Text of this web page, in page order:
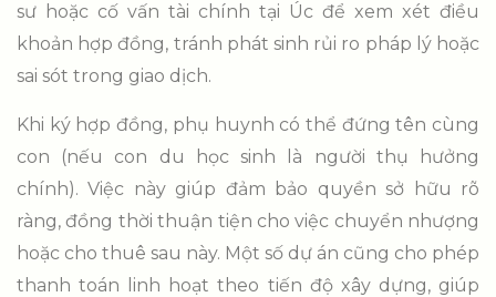
sư hoặc cố vấn tài chính tại Úc để xem xét điều
khoản hợp đồng, tránh phát sinh rủi ro pháp lý hoặc
sai sót trong giao dịch.
Khi ký hợp đồng, phụ huynh có thể đứng tên cùng
con (nếu con du học sinh là người thụ hưởng
chính). Việc này giúp đảm bảo quyền sở hữu rõ
ràng, đồng thời thuận tiện cho việc chuyển nhượng
hoặc cho thuê sau này. Một số dự án cũng cho phép
thanh toán linh hoạt theo tiến độ xây dựng, giúp